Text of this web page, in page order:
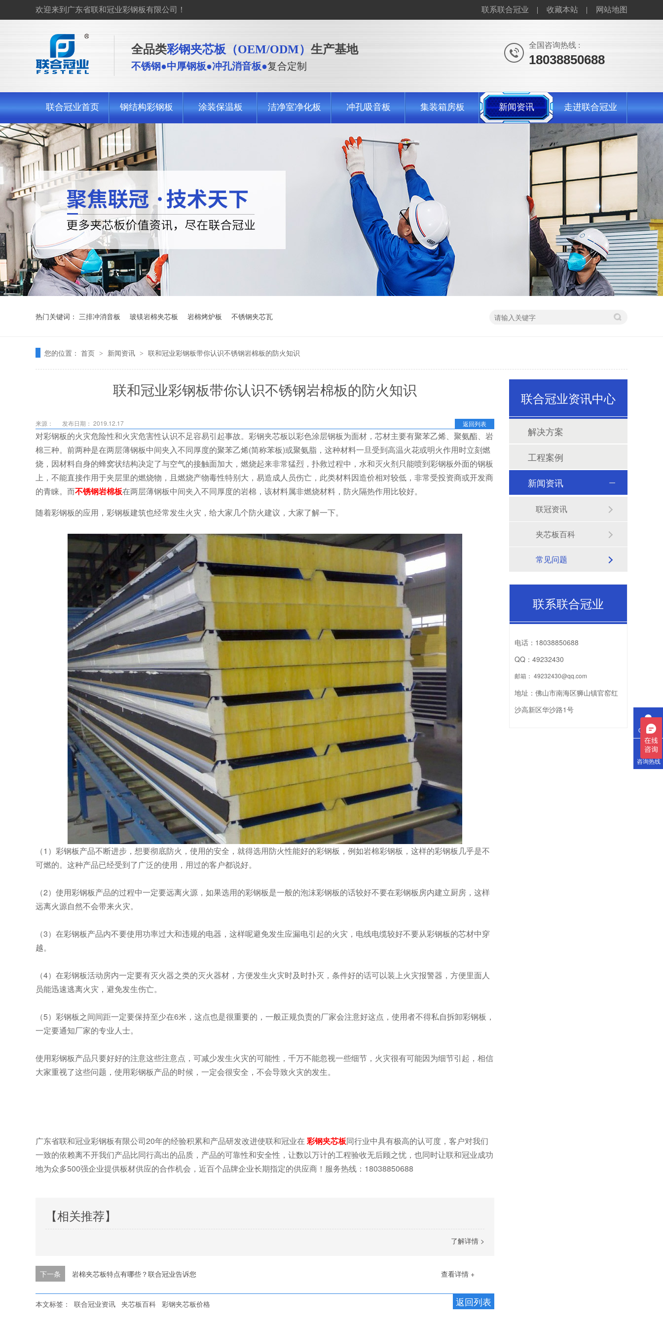
联系联合冠业 收藏本站 网站地图
欢迎来到广东省联和冠业彩钢板有限公司！
全品类彩钢夹芯板（OEM/ODM） 生产基地
不锈钢●中厚钢板●冲孔消音板●复合定制
全国咨询热线 :
18038850688
联合冠业首页 钢结构彩钢板 涂装保温板 洁净室净化板 冲孔吸音板 集装箱房板 新闻资讯 走进联合冠业
热门关键词： 三排冲消音板 玻镁岩棉夹芯板 岩棉烤炉板 不锈钢夹芯瓦
您的位置： 首页 > 新闻资讯 > 联和冠业彩钢板带你认识不锈钢岩棉板的防火知识
联和冠业彩钢板带你认识不锈钢岩棉板的防火知识
返回列表
来源： 发布日期： 2019.12.17
对彩钢板的火灾危险性和火灾危害性认识不足容易引起事故。彩钢夹芯板以彩色涂层钢板为面材，芯材主要有聚苯乙烯、聚氨酯、岩
棉三种。前两种是在两层薄钢板中间夹入不同厚度的聚苯乙烯(简称苯板)或聚氨脂，这种材料一旦受到高温火花或明火作用时立刻燃
烧，因材料自身的蜂窝状结构决定了与空气的接触面加大，燃烧起来非常猛烈，扑救过程中，水和灭火剂只能喷到彩钢板外面的钢板
上，不能直接作用于夹层里的燃烧物，且燃烧产物毒性特别大，易造成人员伤亡，此类材料因造价相对较低，非常受投资商或开发商
的青睐。而不锈钢岩棉板在两层薄钢板中间夹入不同厚度的岩棉，该材料属非燃烧材料，防火隔热作用比较好。
随着彩钢板的应用，彩钢板建筑也经常发生火灾，给大家几个防火建议，大家了解一下。
（1）彩钢板产品不断进步，想要彻底防火，使用的安全，就得选用防火性能好的彩钢板，例如岩棉彩钢板，这样的彩钢板几乎是不
可燃的。这种产品已经受到了广泛的使用，用过的客户都说好。
（2）使用彩钢板产品的过程中一定要远离火源，如果选用的彩钢板是一般的泡沫彩钢板的话较好不要在彩钢板房内建立厨房，这样
远离火源自然不会带来火灾。
（3）在彩钢板产品内不要使用功率过大和违规的电器，这样呢避免发生应漏电引起的火灾，电线电缆较好不要从彩钢板的芯材中穿
越。
（4）在彩钢板活动房内一定要有灭火器之类的灭火器材，方便发生火灾时及时扑灭，条件好的话可以装上火灾报警器，方便里面人
员能迅速逃离火灾，避免发生伤亡。
（5）彩钢板之间间距一定要保持至少在6米，这点也是很重要的，一般正规负责的厂家会注意好这点，使用者不得私自拆卸彩钢板，
一定要通知厂家的专业人士。
使用彩钢板产品只要好好的注意这些注意点，可减少发生火灾的可能性，千万不能忽视一些细节，火灾很有可能因为细节引起，相信
大家重视了这些问题，使用彩钢板产品的时候，一定会很安全，不会导致火灾的发生。
广东省联和冠业彩钢板有限公司20年的经验积累和产品研发改进使联和冠业在 彩钢夹芯板同行业中具有极高的认可度，客户对我们
一致的依赖离不开我们产品比同行高出的品质，产品的可靠性和安全性，让数以万计的工程验收无后顾之忧，也同时让联和冠业成功
地为众多500强企业提供板材供应的合作机会，近百个品牌企业长期指定的供应商！服务热线：18038850688
【相关推荐】
了解详情 >
查看详情 +
下一条 岩棉夹芯板特点有哪些？联合冠业告诉您
返回列表
本文标签： 联合冠业资讯 夹芯板百科 彩钢夹芯板价格
联合冠业资讯中心
解决方案
工程案例
新闻资讯
联冠资讯
夹芯板百科
常见问题
联系联合冠业
电话： 18038850688
QQ： 49232430
邮箱： 49232430@qq.com
地址： 佛山市南海区狮山镇官窑红
沙高新区华沙路1号
QQ咨询
咨询热线